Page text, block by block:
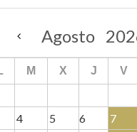
Agosto
M X J V
4 5 6 7